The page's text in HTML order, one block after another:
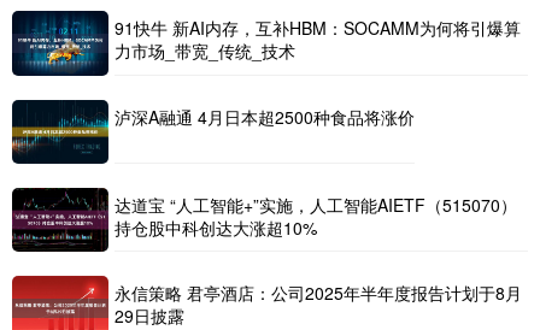
91快牛 新AI内存，互补HBM：SOCAMM为何将引爆算
力市场_带宽_传统_技术
泸深A融通 4月日本超2500种食品将涨价
达道宝 “人工智能+”实施，人工智能AIETF（515070）
持仓股中科创达大涨超10%
永信策略 君亭酒店：公司2025年半年度报告计划于8月
29日披露